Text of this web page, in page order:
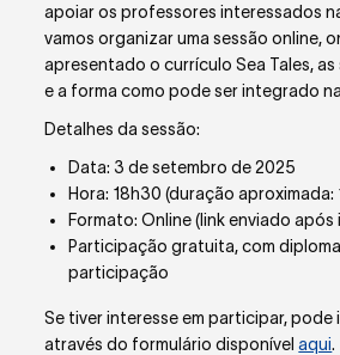
apoiar os professores interessados
vamos organizar uma sessão online,
apresentado o currículo Sea Tales,
e a forma como pode ser integrado
Detalhes da sessão:
Data: 3 de setembro de 2025
Hora: 18h30 (duração aproximada:
Formato: Online (link enviado após
Participação gratuita, com
participação
Se tiver interesse em participar, pode
através do formulário disponívelaqui.